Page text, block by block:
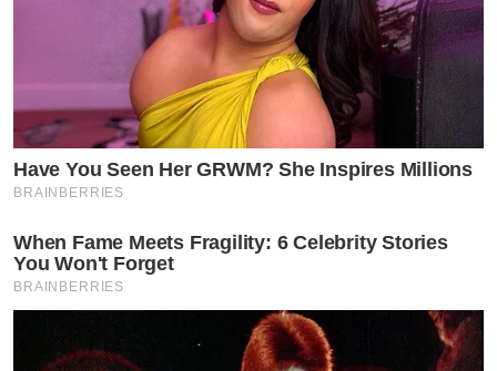
Have You Seen Her GRWM? She Inspires Millions
BRAINBERRIES
When Fame Meets Fragility: 6 Celebrity Stories
You Won't Forget
BRAINBERRIES